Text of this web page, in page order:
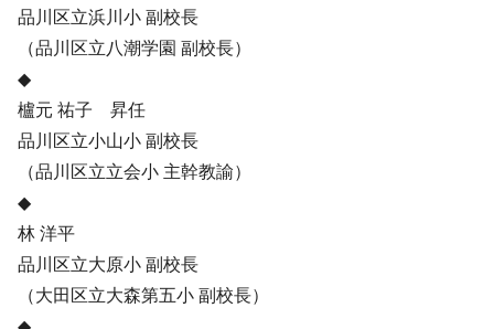
品川区立浜川小 副校長
（品川区立八潮学園 副校長）
◆
櫨元 祐子 昇任
品川区立小山小 副校長
（品川区立立会小 主幹教諭）
◆
林 洋平
品川区立大原小 副校長
（大田区立大森第五小 副校長）